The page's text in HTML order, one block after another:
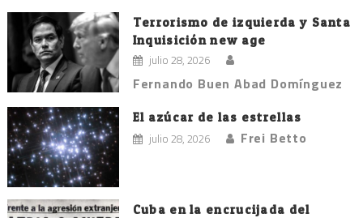
Terrorismo de izquierda y Santa
Inquisición new age
julio 28, 2026
Fernando Buen Abad Domínguez
El azúcar de las estrellas
julio 28, 2026 Frei Betto
Cuba en la encrucijada del